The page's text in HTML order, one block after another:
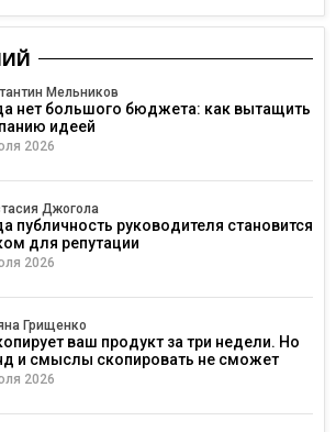
Мельников
нет большого бюджета: как вытащить
идеей
2026
Джогола
публичность руководителя становится
для репутации
2026
Грищенко
ваш продукт за три недели. Но
и смыслы скопировать не сможет
2026